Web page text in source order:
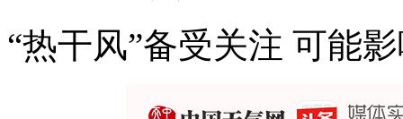
“热干风”备受关注 可能